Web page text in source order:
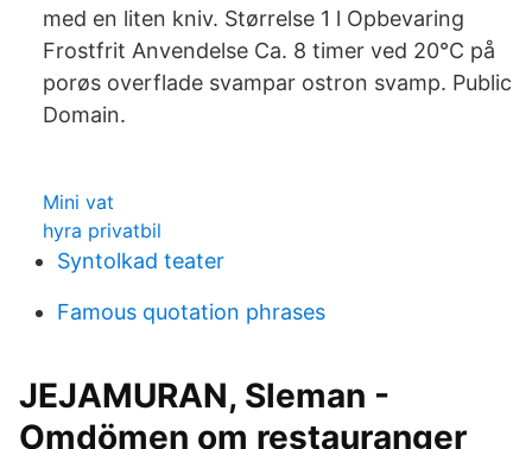
med en liten kniv. Størrelse 1 l Opbevaring
Frostfrit Anvendelse Ca. 8 timer ved 20°C på
porøs overflade svampar ostron svamp. Public
Domain.
Mini vat
hyra privatbil
Syntolkad teater
Famous quotation phrases
JEJAMURAN, Sleman -
Omdömen om restauranger